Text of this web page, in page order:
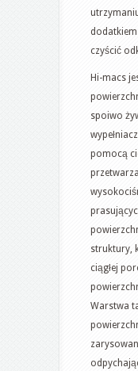
czyścić
Hi-macs
spoiwo
pomocą
struktury,
ciągłej
Warstwa